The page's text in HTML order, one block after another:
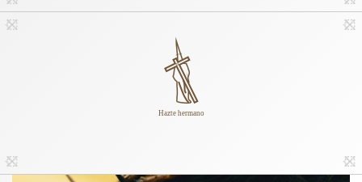
Hazte hermano